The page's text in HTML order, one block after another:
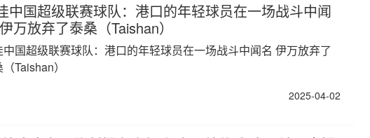
中国超级联赛球队：港口的年轻球员在一场战斗中闻
万放弃了泰桑（Taishan）
中国超级联赛球队：港口的年轻球员在一场战斗中闻名 伊万放弃了
Taishan）
2025-04-02